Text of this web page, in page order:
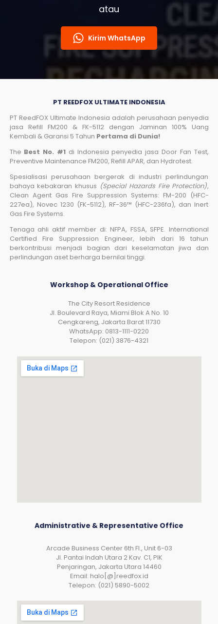
atau
Kirim WhatsApp
PT REEDFOX ULTIMATE INDONESIA
PT ReedFOX Ultimate Indonesia adalah perusahaan penyedia
jasa Refill FM200 & FK-5112 dengan Jaminan 100% Uang
Kembali & Garansi 5 Tahun Pertama di Dunia!
The Best No. #1di Indonesia penyedia jasa Door Fan Test,
Preventive Maintenance FM200, Refill APAR, dan Hydrotest.
Spesialisasi perusahaan bergerak di industri perlindungan
bahaya kebakaran khusus (Special Hazards Fire Protection),
Clean Agent Gas Fire Suppression Systems: FM-200 (HFC-
227ea), Novec 1230 (FK-5112), RF-36™ (HFC-236fa), dan Inert
Gas Fire Systems.
Tenaga ahli aktif member di: NFPA, FSSA, SFPE. International
Certified Fire Suppression Engineer, lebih dari 16 tahun
berkontribusi menjadi bagian dari keselamatan jiwa dan
perlindungan aset berharga bernilai tinggi.
Workshop & Operational Office
The City Resort Residence
Jl. Boulevard Raya, Miami Blok A No. 10
Cengkareng, Jakarta Barat 11730
WhatsApp: 0813-1111-0220
Telepon: (021) 3876-4321
Administrative & Representative Office
Arcade Business Center 6th Fl., Unit 6-03
JI. Pantai Indah Utara 2 Kav. C1, PIK
Penjaringan, Jakarta Utara 14460
Email: halo[@]reedfox.id
Telepon: (021) 5890-5002